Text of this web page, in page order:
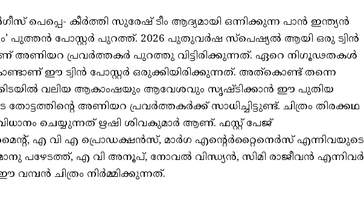
പെപ്പെ- കീർത്തി സുരേഷ് ടീം ആദ്യമായി ഒന്നിക്കുന്ന പാൻ ഇന്ത്യൻ
പുത്തൻ പോസ്റ്റർ പുറത്ത്. 2026 പുതുവർഷ സ്പെഷ്യൽ ആയി ഒരു ട്വിൻ
അണിയറ പ്രവർത്തകർ പുറത്തു വിട്ടിരിക്കുന്നത്. ഏറെ നിഗൂഢതകൾ
ഈ ട്വിൻ പോസ്റ്റർ ഒരുക്കിയിരിക്കുന്നത്. അത്കൊണ്ട് തന്നെ
വലിയ ആകാംഷയും ആവേശവും സൃഷ്ടിക്കാൻ ഈ പുതിയ
തോട്ടത്തിന്റെ അണിയറ പ്രവർത്തകർക്ക് സാധിച്ചിട്ടുണ്ട്. ചിത്രം തിരക്കഥ
ചെയ്യുന്നത് ഋഷി ശിവകുമാർ ആണ്. ഫസ്റ്റ് പേജ്
എ വി എ പ്രൊഡക്ഷൻസ്, മാർഗ എന്റെർറ്റൈനെർസ് എന്നിവയുടെ
പഴേടത്ത്, എ വി അനൂപ്, നോവൽ വിന്ധ്യൻ, സിമി രാജീവൻ എന്നിവർ
വമ്പൻ ചിത്രം നിർമ്മിക്കുന്നത്.